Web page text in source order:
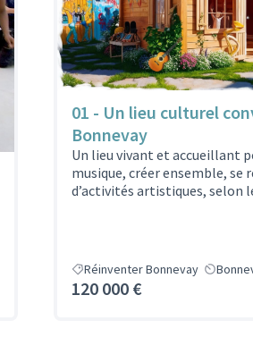
01 - Un lieu culturel
Bonnevay
Un lieu vivant et accueillant
musique, créer ensemble,
d’activités artistiques, selon
Réinventer Bonnevay
120 000 €